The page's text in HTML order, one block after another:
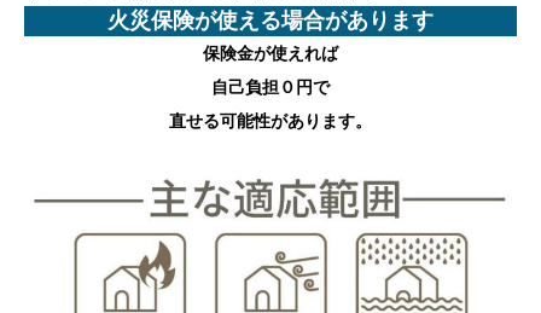
火災保険が使える場合があります
保険金が使えれば
自己負担０円で
直せる可能性があります。